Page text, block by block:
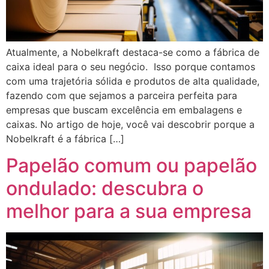
Atualmente, a Nobelkraft destaca-se como a fábrica de
caixa ideal para o seu negócio. Isso porque contamos
com uma trajetória sólida e produtos de alta qualidade,
fazendo com que sejamos a parceira perfeita para
empresas que buscam excelência em embalagens e
caixas. No artigo de hoje, você vai descobrir porque a
Nobelkraft é a fábrica […]
Papelão comum ou papelão
ondulado: descubra o
melhor para a sua empresa